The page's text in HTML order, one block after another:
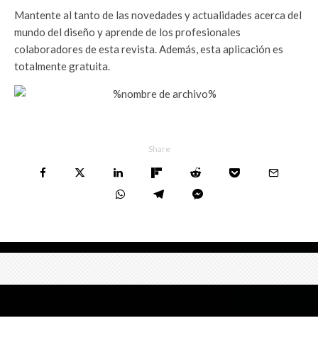
Mantente al tanto de las novedades y actualidades acerca del
mundo del diseño y aprende de los profesionales
colaboradores de esta revista. Además, esta aplicación es
totalmente gratuita.
Share